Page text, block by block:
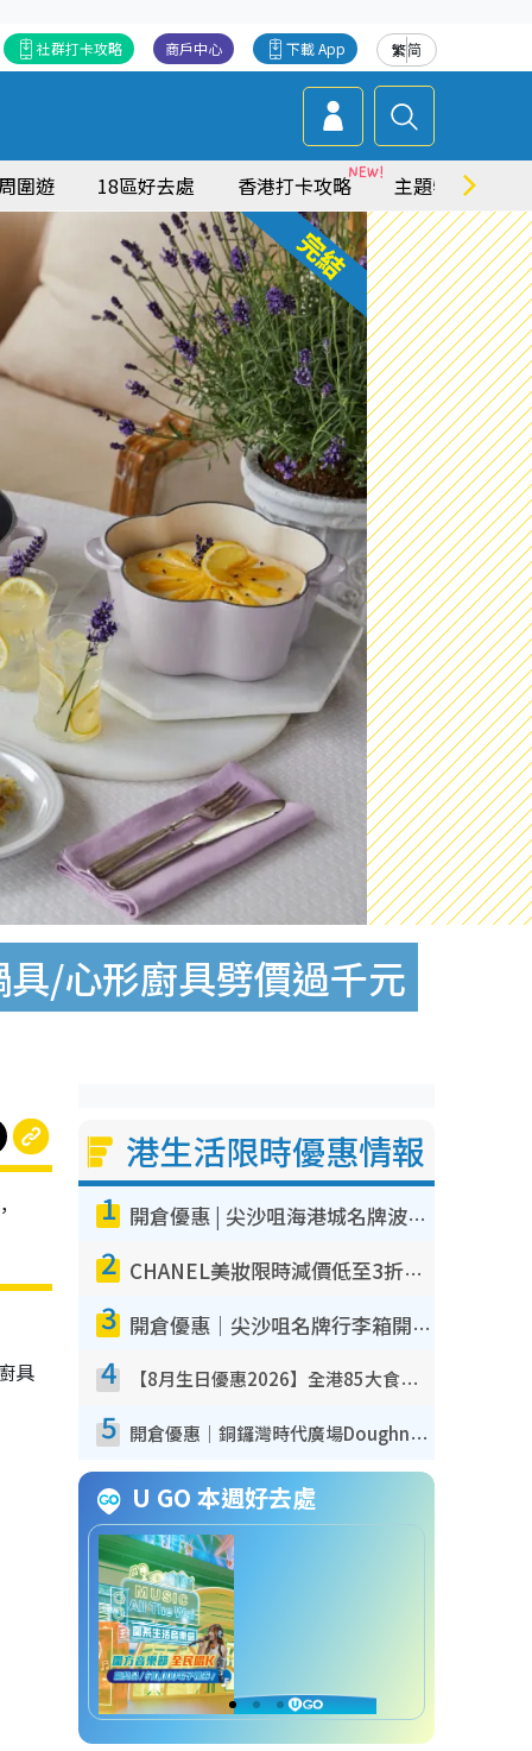
繁简
下載 App
商戶中心
社群打卡攻略
圍遊 18區好去處 香港打卡攻略 主題特集
/心形廚具劈價過千元
具
港生活限時優惠情報
1 開倉優惠 | 尖沙咀海港城名牌波鞋開倉低至1折！On鞋$899起／Joy&Peace鞋履$98起
2 CHANEL美妝限時減價低至3折！人氣粉底/唇膏/精華液低至$275！COCO香水都有平
3 開倉優惠｜尖沙咀名牌行李箱開倉低至4折！一連5日 American Tourister/ace./Hallmark $200起！
4 【8月生日優惠2026】全港85大食買玩著數攻略 自助餐/火鍋放題同行免費＋誠品/DONKI送現金券
5 開倉優惠｜銅鑼灣時代廣場Doughnut/Campo Marzio開倉低至1折！背囊、書包、手袋劈價$200起
U GO 本週好去處